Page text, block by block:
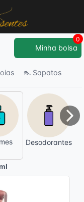
👠 Sapatos
Minha bolsa
0
Desodorantes